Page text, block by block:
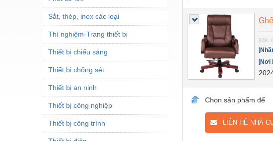
Sắt, thép, inox các loại
Thí nghiệm-Trang thiết bị
Thiết bị chiếu sáng
Thiết bị chống sét
Thiết bị an ninh
Thiết bị công nghiệp
Thiết bị công trình
[Mã:
[
[Nơi
Chọn sản phẩm để
LIÊN HỆ NHÀ